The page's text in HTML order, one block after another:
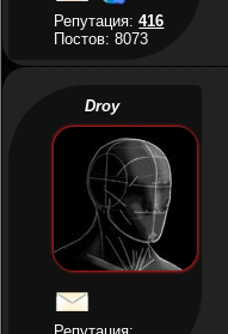
Репутация:416
Постов: 8073
Droy